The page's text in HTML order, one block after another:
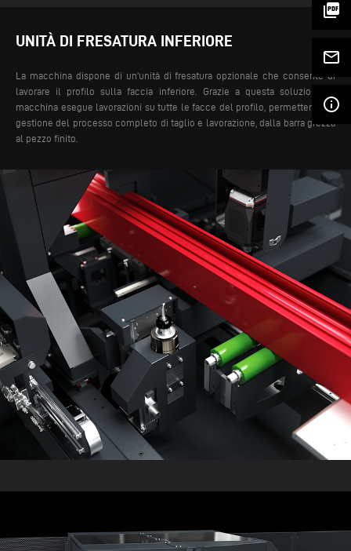
picture_as_pdf
mail_outline
info_outline
UNITÀ DI FRESATURA INFERIORE
La macchina dispone di un'unità di fresatura opzionale che consente di
lavorare il profilo sulla faccia inferiore. Grazie a questa soluzione la
macchina esegue lavorazioni su tutte le facce del profilo, permettendo la
gestione del processo completo di taglio e lavorazione, dalla barra grezza
al pezzo finito.